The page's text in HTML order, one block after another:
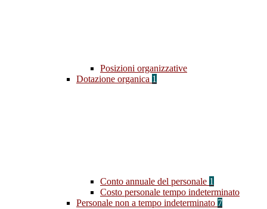
Posizioni organizzative
Dotazione organica 1
Conto annuale del personale 1
Costo personale tempo indeterminato
Personale non a tempo indeterminato 7